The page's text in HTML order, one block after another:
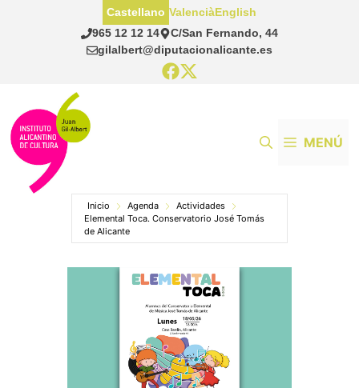
965 12 12 14
C/San Fernando, 44
gilalbert@diputacionalicante.es
Castellano ValenciàEnglish
MENÚ
Inicio Agenda
Actividades
Elemental Toca. Conservatorio José Tomás
de Alicante